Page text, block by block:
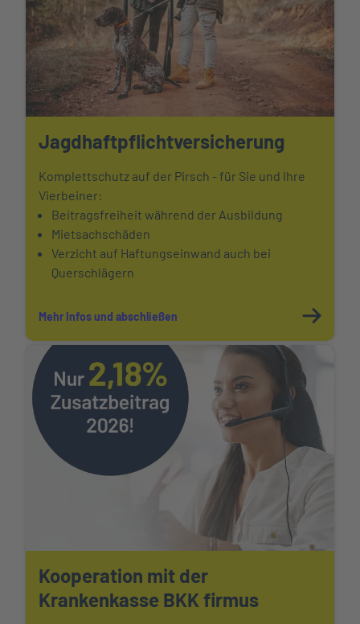
Jagdhaftpflichtversicherung
Komplettschutz auf der Pirsch - für Sie und Ihre
Vierbeiner:
Beitragsfreiheit während der Ausbildung
Mietsachschäden
Verzicht auf Haftungseinwand auch bei
Querschlägern
Mehr Infos und abschließen
Kooperation mit der
Krankenkasse BKK firmus